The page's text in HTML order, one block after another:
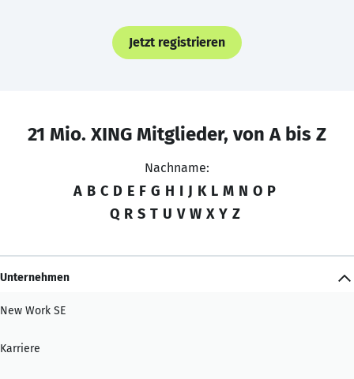
Jetzt registrieren
21 Mio. XING Mitglieder, von A bis Z
Nachname:
A B C D E F G H I J K L M N O P
Q R S T U V W X Y Z
Unternehmen
New Work SE
Karriere